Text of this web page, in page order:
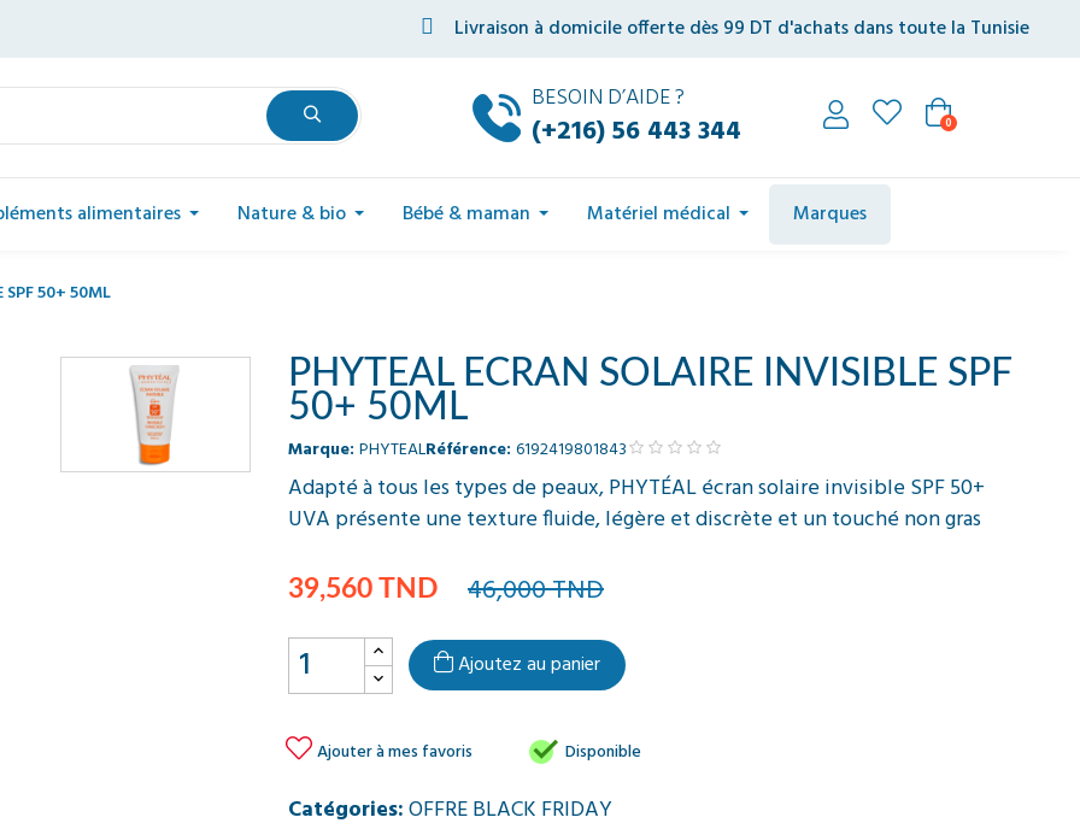
Livraison à domicile offerte dès 99 DT d'achats dans toute la Tunisie
BESOIN D’AIDE ?
(+216) 56 443 344 0
alimentaires Nature & bio Bébé & maman Matériel médical Marques
SPF 50+ 50ML
PHYTEAL ECRAN SOLAIRE INVISIBLE SPF
50+ 50ML
Marque: PHYTEALRéférence: 6192419801843
Adapté à tous les types de peaux, PHYTÉAL écran solaire invisible SPF 50+
UVA présente une texture fluide, légère et discrète et un touché non gras
39,560 TND 46,000 TND
Ajoutez au panier
Ajouter à mes favoris  Disponible
Catégories:OFFRE BLACK FRIDAY